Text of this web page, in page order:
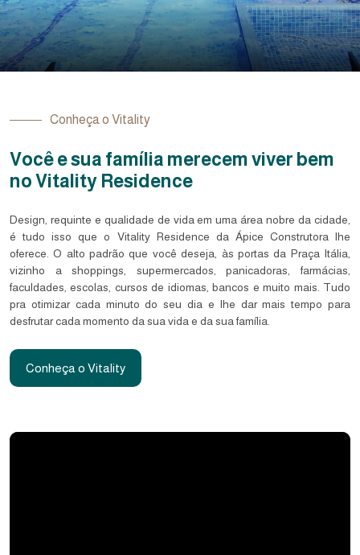
Conheça o Vitality
Você e sua família merecem viver bem
no Vitality Residence
Design, requinte e qualidade de vida em uma área nobre da cidade,
é tudo isso que o Vitality Residence da Ápice Construtora lhe
oferece. O alto padrão que você deseja, às portas da Praça Itália,
vizinho a shoppings, supermercados, panicadoras, farmácias,
faculdades, escolas, cursos de idiomas, bancos e muito mais. Tudo
pra otimizar cada minuto do seu dia e lhe dar mais tempo para
desfrutar cada momento da sua vida e da sua família.
Conheça o Vitality